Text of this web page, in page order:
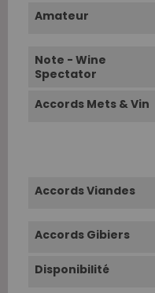
Amateur
Note - Wine
Spectator
Accords Mets & Vin
Accords Viandes
Accords Gibiers
Disponibilité